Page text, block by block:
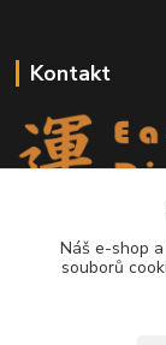
Kontakt
Náš e-shop
souborů